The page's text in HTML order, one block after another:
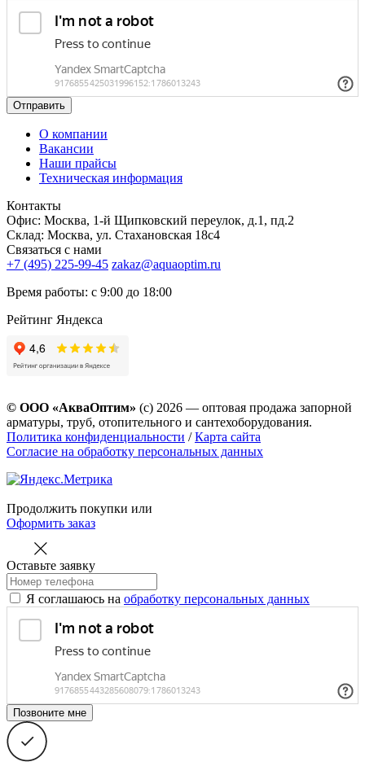
Отправить
О компании
Вакансии
Наши прайсы
Техническая информация
Контакты
Офис: Москва, 1-й Щипковский переулок, д.1, пд.2
Склад: Москва, ул. Стахановская 18с4
Связаться с нами
+7 (495) 225-99-45 zakaz@aquaoptim.ru
Время работы: с 9:00 до 18:00
Рейтинг Яндекса
© ООО «АкваОптим» (с) 2026 — оптовая продажа запорной
арматуры, труб, отопительного и сантехоборудования.
Политика конфиденциальности /Карта сайта
Согласие на обработку персональных данных
Продолжить покупки или
Оформить заказ
Оставьте заявку
Я соглашаюсь на обработку персональных данных